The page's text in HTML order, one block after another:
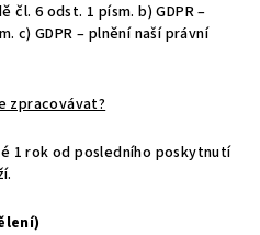
čl. 6 odst. 1 písm. b) GDPR –
c) GDPR – plnění naší právní
zpracovávat?
1 rok od posledního poskytnutí